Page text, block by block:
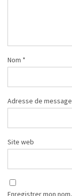
Nom *
Adresse de
Site web
Enregistrer mon